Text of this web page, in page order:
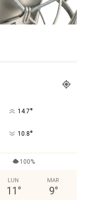
14.7°
10.8°
100%
LUN
11 °
MAR
9°